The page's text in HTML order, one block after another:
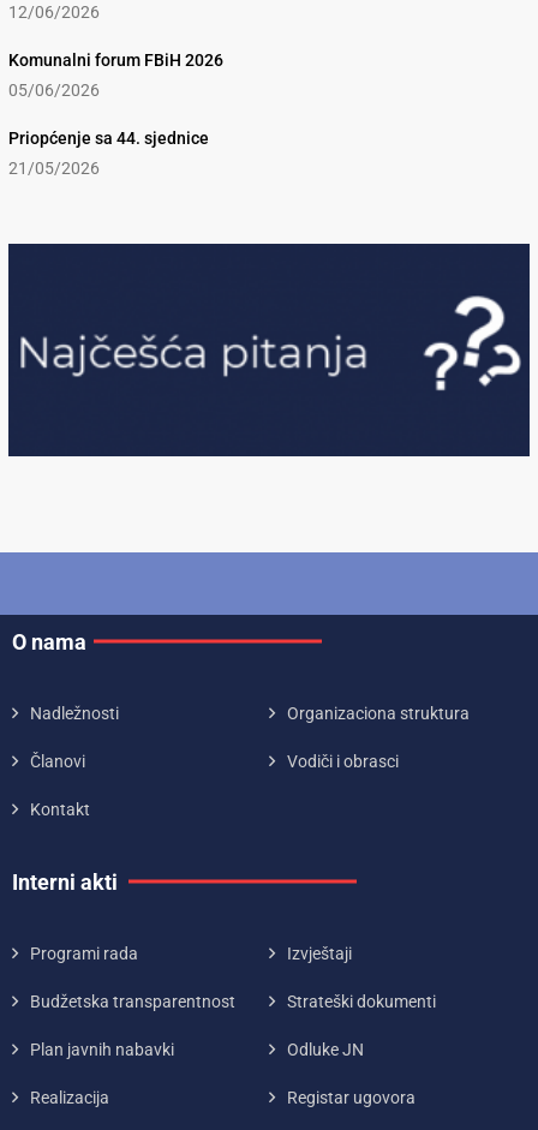
12/06/2026
Komunalni forum FBiH 2026
05/06/2026
Priopćenje sa 44. sjednice
21/05/2026
O nama
Nadležnosti Organizaciona struktura
Članovi Vodiči i obrasci
Kontakt
Interni akti
Programi rada Izvještaji
Budžetska transparentnost Strateški dokumenti
Plan javnih nabavki Odluke JN
Realizacija Registar ugovora